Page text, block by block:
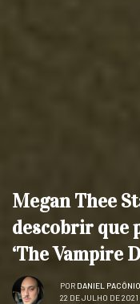
Megan Thee
descobrir que
‘The Vampire
POR DANIEL PACÔNIO
22 DE JULHO DE 2021